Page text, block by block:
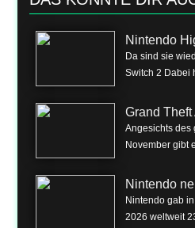
Nintendo
Da sind sie
Switch 2 Dabei
Grand Theft
Angesichts des
November gibt
Nintendo
Nintendo gab
2026 weltweit